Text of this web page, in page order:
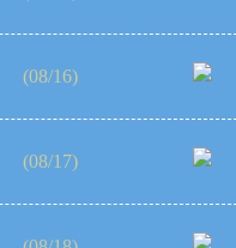
(08/16)
(08/17)